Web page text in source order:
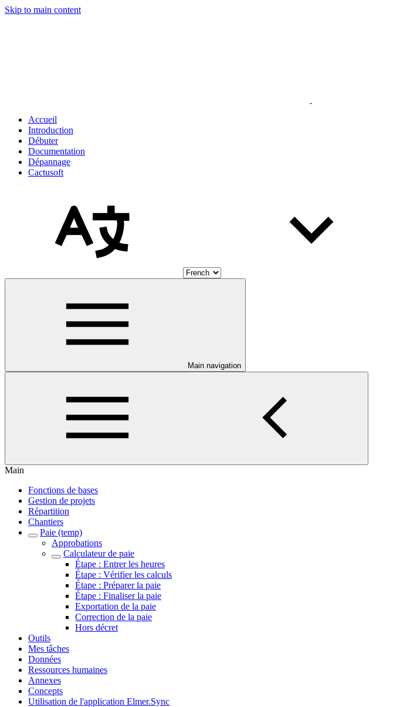
Skip to main content
Accueil
Introduction
Débuter
Documentation
Dépannage
Cactusoft
Main navigation
Main
Fonctions de bases
Gestion de projets
Répartition
Chantiers
Paie (temp)
Approbations
Calculateur de paie
Étape : Entrer les heures
Étape : Vérifier les calculs
Étape : Préparer la paie
Étape : Finaliser la paie
Exportation de la paie
Correction de la paie
Hors décret
Outils
Mes tâches
Données
Ressources humaines
Annexes
Concepts
Utilisation de l'application Elmer.Sync